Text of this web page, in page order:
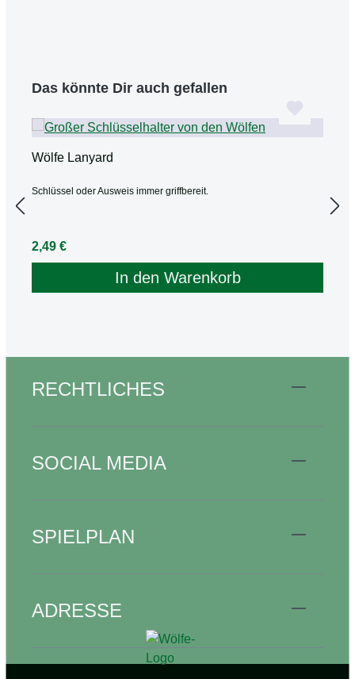
Produktgalerie überspringen
Das könnte Dir auch gefallen
Wölfe Lanyard
Schlüssel oder Ausweis immer griffbereit.
Regulärer Preis:
2,49 €
In den Warenkorb
RECHTLICHES
SOCIAL MEDIA
SPIELPLAN
ADRESSE